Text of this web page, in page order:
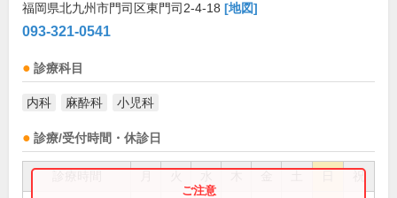
福岡県北九州市門司区東門司2-4-18 [地図]
093-321-0541
診療科目
内科 麻酔科 小児科
診療/受付時間・休診日
祝